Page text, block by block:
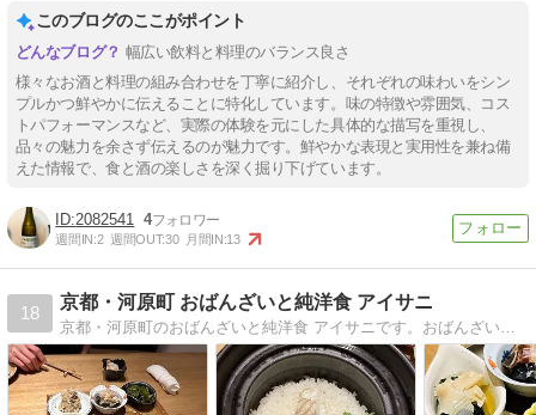
このブログのここがポイント
幅広い飲料と料理のバランス良さ
様々なお酒と料理の組み合わせを丁寧に紹介し、それぞれの味わいをシン
プルかつ鮮やかに伝えることに特化しています。味の特徴や雰囲気、コス
トパフォーマンスなど、実際の体験を元にした具体的な描写を重視し、
品々の魅力を余さず伝えるのが魅力です。鮮やかな表現と実用性を兼ね備
えた情報で、食と酒の楽しさを深く掘り下げています。
2082541 4
週間IN:2 週間OUT:30 月間IN:13
18
京都・河原町 おばんざいと純洋食 アイサニ
京都・河原町のおばんざいと純洋食 アイサニです。おばんざいと洋食が自慢のお店です。お店は南木屋町にあり、裏側が高瀬川なのですが桜のシーズンは抜群のロケーションになります。女性のおひとり様から少人数の宴会までお楽しみいただけます。